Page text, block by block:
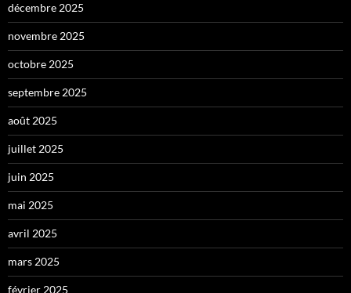
décembre 2025
novembre 2025
octobre 2025
septembre 2025
août 2025
juillet 2025
juin 2025
mai 2025
avril 2025
mars 2025
février 2025